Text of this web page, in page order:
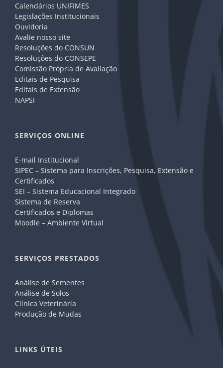
Calendários UNIFIMES
Legislações Institucionais
Ouvidoria
Avalie nosso site
Resoluções do CONSUN
Resoluções do CONSEPE
Comissão Própria de Avaliação
Editais de Pesquisa
Editais de Extensão
NAPSI
SERVIÇOS ONLINE
E-mail Institucional
SIPEC – Sistema para Inscrições, Pesquisa, Extensão e
Certificados
SEI – Sistema Educacional Integrado
Sistema de Reserva
Certificados e Diplomas
Moodle – Ambiente Virtual
SERVIÇOS PRESTADOS
Análise de Sementes
Análise de Solos
Clínica Veterinária
Produção de Mudas
LINKS ÚTEIS